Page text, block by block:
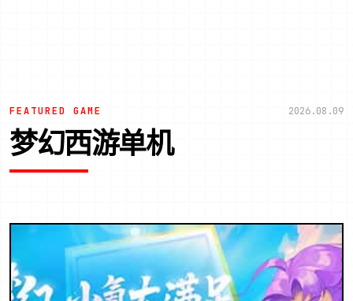
FEATURED GAME 2026.08.09
梦幻西游单机